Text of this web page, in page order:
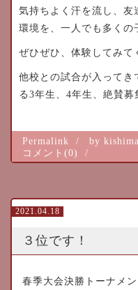
気持ちよく汗を流し、友
環境を、一人でも多くの
ぜひぜひ、体験してみて
他校との試合が入ってき
る3年生、4年生、絶賛募
Permalink by
コメント(0)
2021.04.18
３位です！
春季大会決勝トーナメ